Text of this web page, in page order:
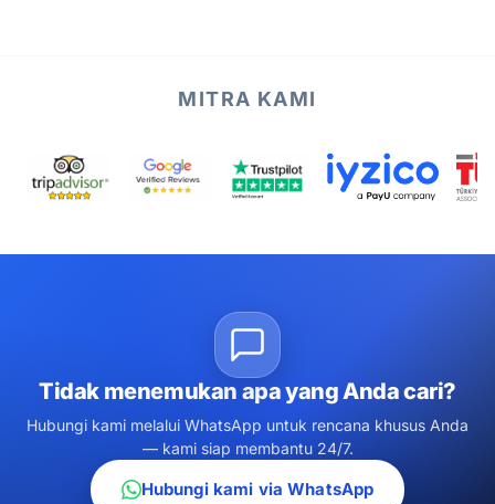
MITRA KAMI
Tidak menemukan apa yang Anda cari?
Hubungi kami melalui WhatsApp untuk rencana khusus Anda
— kami siap membantu 24/7.
Hubungi kami via WhatsApp